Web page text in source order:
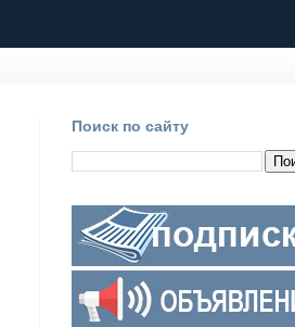
Поиск по сайту